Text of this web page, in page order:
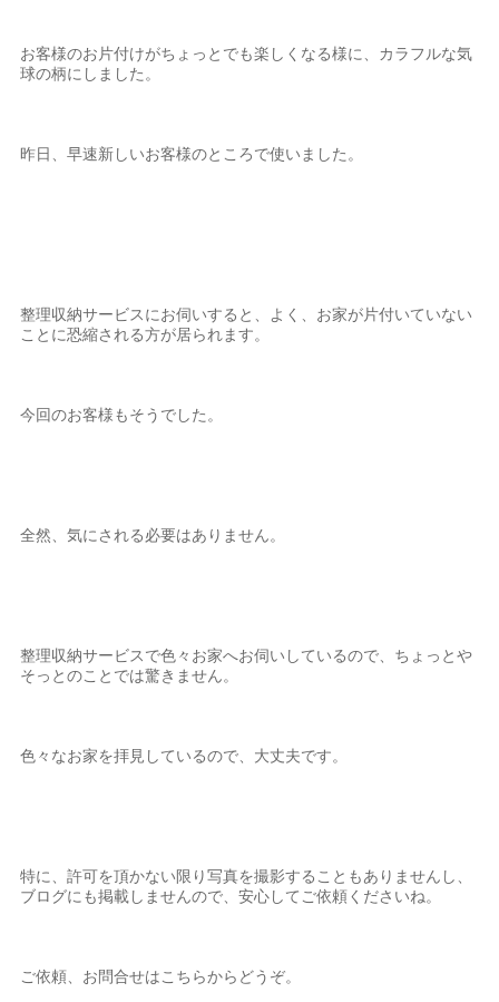
お客様のお片付けがちょっとでも楽しくなる様に、カラフルな気
球の柄にしました。
昨日、早速新しいお客様のところで使いました。
整理収納サービスにお伺いすると、よく、お家が片付いていない
ことに恐縮される方が居られます。
今回のお客様もそうでした。
全然、気にされる必要はありません。
整理収納サービスで色々お家へお伺いしているので、ちょっとや
そっとのことでは驚きません。
色々なお家を拝見しているので、大丈夫です。
特に、許可を頂かない限り写真を撮影することもありませんし、
ブログにも掲載しませんので、安心してご依頼くださいね。
ご依頼、お問合せはこちらからどうぞ。